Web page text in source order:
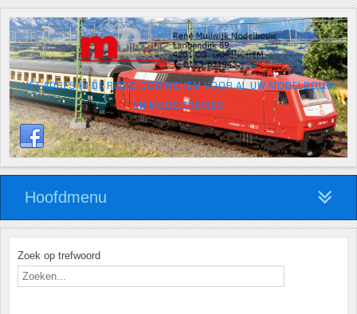
HÉT ADRES IN DE REGIO GORINCHEM VOOR AL UW MODELBOUW
EN MODELTREINEN
Hoofdmenu
Zoek op trefwoord